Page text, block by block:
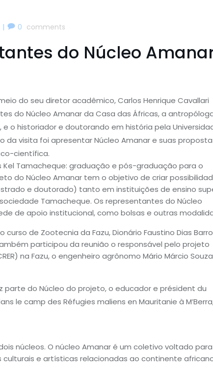
| 0 comments
do Núcleo
do seu diretor acadêmico, Carlos Henrique Cavallari
do Núcleo Amanar da Casa das Áfricas, a
e o historiador e doutorando em história pela
da visita foi apresentar Núcleo Amanar e suas
científica.
Tamacheque: graduação e pós-graduação para o
do Núcleo Amanar tem o objetivo de criar
e doutorado) tanto em instituições de ensino
Tamacheque. Os representantes do Núcleo
de apoio institucional, como bolsas e outras
de Zootecnia da Fazu, Dionário Faustino Dias
participou da reunião o responsável pelo projeto
na Fazu, o engenheiro agrônomo Mário Márcio
parte do Núcleo do projeto, o educador e président du
le camp des Réfugies maliens en Mauritanie à
núcleos. O núcleo Amanar é um coletivo voltado para
e artísticas relacionadas ao continente